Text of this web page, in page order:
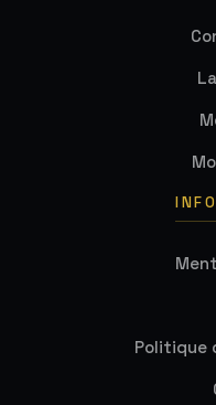
Politique